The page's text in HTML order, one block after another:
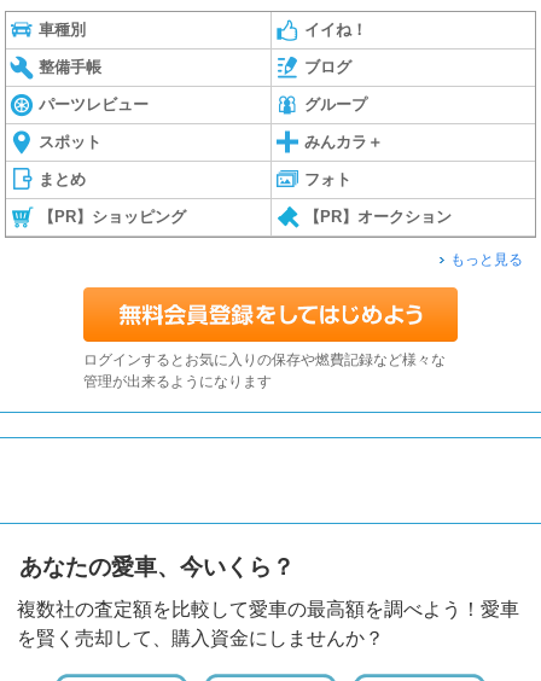
車種別 イイね！
整備手帳 ブログ
パーツレビュー グループ
スポット みんカラ＋
まとめ フォト
【PR】ショッピング 【PR】オークション
もっと見る
ログインするとお気に入りの保存や燃費記録など様々な
管理が出来るようになります
あなたの愛車、今いくら？
複数社の査定額を比較して愛車の最高額を調べよう！愛車
を賢く売却して、購入資金にしませんか？